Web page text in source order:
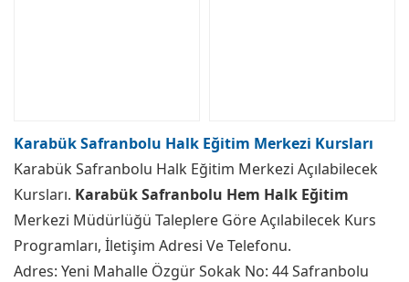
Karabük Safranbolu Halk Eğitim Merkezi Kursları
Karabük Safranbolu Halk Eğitim Merkezi Açılabilecek
Kursları. Karabük Safranbolu Hem Halk Eğitim
Merkezi Müdürlüğü Taleplere Göre Açılabilecek Kurs
Programları, İletişim Adresi Ve Telefonu.
Adres: Yeni Mahalle Özgür Sokak No: 44 Safranbolu